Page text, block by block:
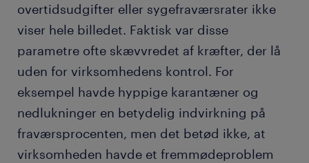
overtidsudgifter eller sygefraværsrater ikke
viser hele billedet. Faktisk var disse
parametre ofte skævvredet af kræfter, der lå
uden for virksomhedens kontrol. For
eksempel havde hyppige karantæner og
nedlukninger en betydelig indvirkning på
fraværsprocenten, men det betød ikke, at
virksomheden havde et fremmødeproblem